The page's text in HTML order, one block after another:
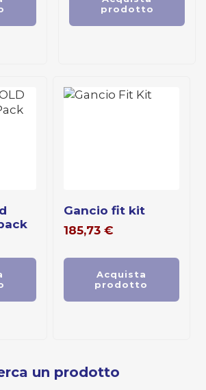
prodotto
gancio fit kit
185,73 €
Acquista
prodotto
un prodotto